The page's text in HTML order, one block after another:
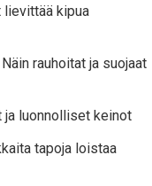
kipua
rauhoitat ja suojaat
ja luonnolliset keinot
tapoja loistaa